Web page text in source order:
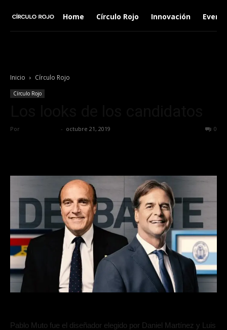
Home Círculo Rojo Innovación
Inicio Círculo Rojo
Círculo Rojo
Por - octubre 21, 2019 0
Pablo Muto fue el diseñador elegido por Daniel Martínez y Luis